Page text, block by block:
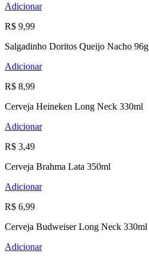
Adicionar
R$ 9,99
Salgadinho Doritos Queijo Nacho 96g
Adicionar
R$ 8,99
Cerveja Heineken Long Neck 330ml
Adicionar
R$ 3,49
Cerveja Brahma Lata 350ml
Adicionar
R$ 6,99
Cerveja Budweiser Long Neck 330ml
Adicionar